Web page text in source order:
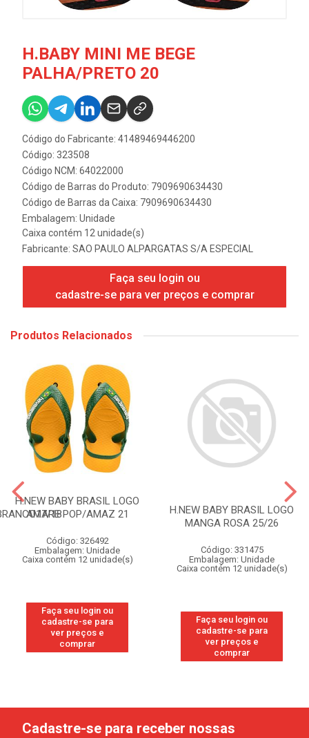
H.BABY MINI ME BEGE
PALHA/PRETO 20
Código do Fabricante: 41489469446200
Código: 323508
Código NCM: 64022000
Código de Barras do Produto: 7909690634430
Código de Barras da Caixa: 7909690634430
Embalagem: Unidade
Caixa contém 12 unidade(s)
Fabricante: SAO PAULO ALPARGATAS S/A ESPECIAL
Faça seu login ou
cadastre-se para ver preços e comprar
Produtos Relacionados
18
H.NEW BABY BRASIL LOGO
AMARE POP/AMAZ 21
Código: 326492
Embalagem: Unidade
Caixa contém 12 unidade(s)
Faça seu login ou
cadastre-se para
ver preços e
comprar
H.NEW BABY BRASIL LOGO
MANGA ROSA 25/26
Código: 331475
Embalagem: Unidade
Caixa contém 12 unidade(s)
Faça seu login ou
cadastre-se para
ver preços e
comprar
Cadastre-se para receber nossas